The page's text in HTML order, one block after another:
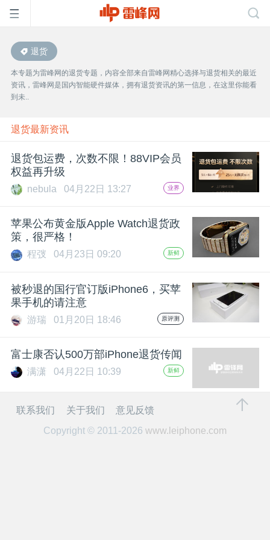
首
页
雷
峰
公
课
动
中
退货
本专题为雷峰网的退货专题，内容全部来自雷峰网精心选择与退货相关的最近
资讯，雷峰网是国内智能硬件媒体，拥有退货资讯的第一信息，在这里你能看
到未..
退货最新资讯
退货包运费，次数不限！88VIP会员
权益再升级
nebula 04月22日 13:27 业界
苹果公布黄金版Apple Watch退货政
策，很严格！
程弢 04月23日 09:20 新鲜
被秒退的国行官订版iPhone6，买苹
果手机的请注意
游瑞 01月20日 18:46 原评测
富士康否认500万部iPhone退货传闻
满潇 04月22日 10:39 新鲜
联系我们 关于我们
意见反馈
Copyright © 2011-2026 www.leiphone.com